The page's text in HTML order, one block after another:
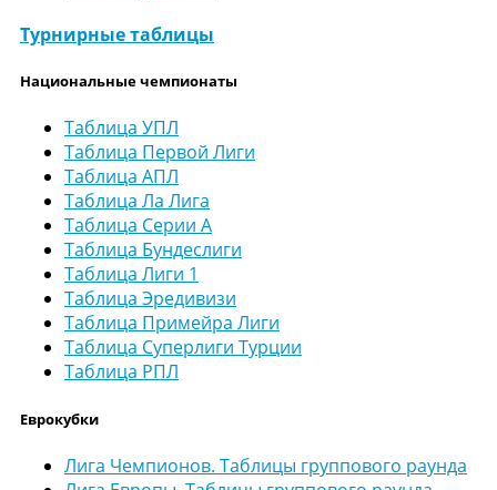
Турнирные таблицы
Национальные чемпионаты
Таблица УПЛ
Таблица Первой Лиги
Таблица АПЛ
Таблица Ла Лига
Таблица Серии А
Таблица Бундеслиги
Таблица Лиги 1
Таблица Эредивизи
Таблица Примейра Лиги
Таблица Суперлиги Турции
Таблица РПЛ
Еврокубки
Лига Чемпионов. Таблицы группового раунда